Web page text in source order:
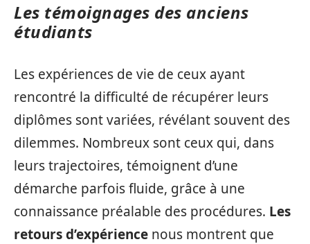
Les témoignages des anciens
étudiants
Les expériences de vie de ceux ayant
rencontré la difficulté de récupérer leurs
diplômes sont variées, révélant souvent des
dilemmes. Nombreux sont ceux qui, dans
leurs trajectoires, témoignent d’une
démarche parfois fluide, grâce à une
connaissance préalable des procédures. Les
retours d’expérience nous montrent que